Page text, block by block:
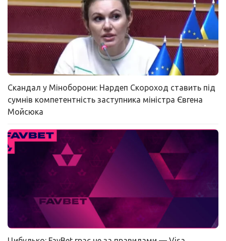
Скандал у Міноборони: Нардеп Скороход ставить під
сумнів компетентність заступника міністра Євгена
Мойсюка